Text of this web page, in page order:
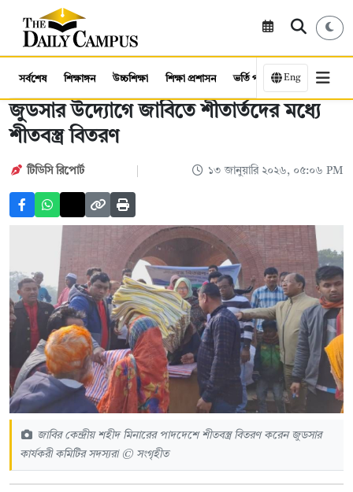
সর্বশেষ শিক্ষাঙ্গন উচ্চশিক্ষা শিক্ষা প্রশাসন ভর্তি পরীক্ষা কর্মসংস্থান
Eng
জুডসার উদ্যোগে জাবিতে শীতার্তদের মধ্যে
শীতবস্ত্র বিতরণ
টিডিসি রিপোর্ট ১৩ জানুয়ারি ২০২৬, ০৫:০৬ PM
জাবির কেন্দ্রীয় শহীদ মিনারের পাদদেশে শীতবস্ত্র বিতরণ করেন জুডসার
কার্যকরী কমিটির সদস্যরা © সংগৃহীত